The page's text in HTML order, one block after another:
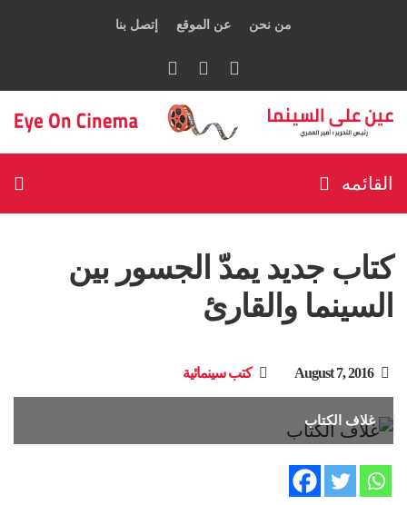
من نحن عن الموقع إتصل بنا
القائمه
كتاب جديد يمدّ الجسور بين
السينما والقارئ
August 7, 2016 كتب سينمائية
غلاف الكتاب